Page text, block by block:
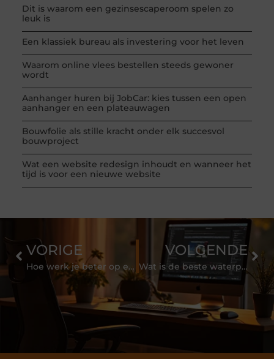
Dit is waarom een gezinsescaperoom spelen zo
leuk is
Een klassiek bureau als investering voor het leven
Waarom online vlees bestellen steeds gewoner
wordt
Aanhanger huren bij JobCar: kies tussen een open
aanhanger en een plateauwagen
Bouwfolie als stille kracht onder elk succesvol
bouwproject
Wat een website redesign inhoudt en wanneer het
tijd is voor een nieuwe website
VORIGE
Hoe werk je beter op een rolsteiger?
VOLGENDE
Wat is de beste waterpijp om te kopen?